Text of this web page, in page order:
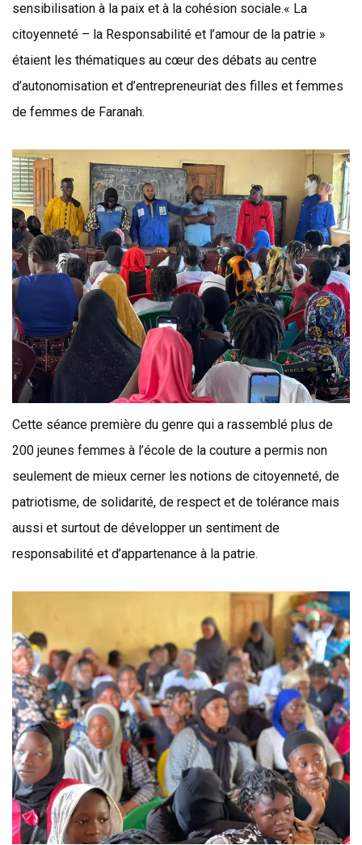
sensibilisation à la paix et à la cohésion sociale.« La
citoyenneté – la Responsabilité et l’amour de la patrie »
étaient les thématiques au cœur des débats au centre
d’autonomisation et d’entrepreneuriat des filles et femmes
de femmes de Faranah.
Cette séance première du genre qui a rassemblé plus de
200 jeunes femmes à l’école de la couture a permis non
seulement de mieux cerner les notions de citoyenneté, de
patriotisme, de solidarité, de respect et de tolérance mais
aussi et surtout de développer un sentiment de
responsabilité et d’appartenance à la patrie.